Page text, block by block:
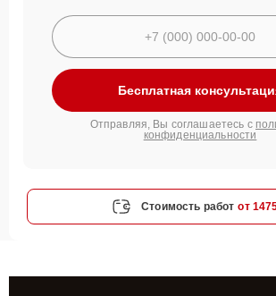
Бесплатная
Отправляя, Вы соглашаетесь с
конфиденциальности
Стоимость работ от